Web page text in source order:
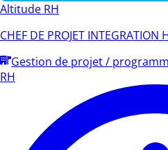
Altitude RH
CHEF DE PROJET INTEGRATION
Gestion de projet /
RH